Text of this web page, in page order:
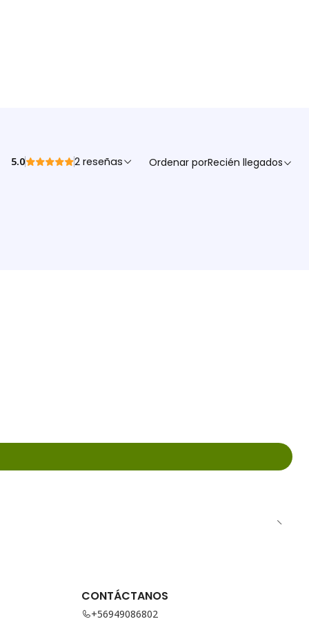
5.0 2 reseñas Ordenar porRecién llegados
CONTÁCTANOS
+56949086802